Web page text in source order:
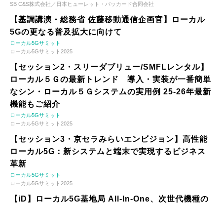
SB C&S株式会社／日本ヒューレット・パッカード合同会社
【基調講演・総務省 佐藤移動通信企画官】ローカル
5Gの更なる普及拡大に向けて
ローカル5Gサミット
ローカル5Gサミット2025
【セッション2・スリーダブリュー/SMFLレンタル】
ローカル５Ｇの最新トレンド 導入・実装が一番簡単
なシン・ローカル５Ｇシステムの実用例 25-26年最新
機能もご紹介
ローカル5Gサミット
ローカル5Gサミット2025
【セッション3・京セラみらいエンビジョン】高性能
ローカル5G：新システムと端末で実現するビジネス
革新
ローカル5Gサミット
ローカル5Gサミット2025
【iD】ローカル5G基地局 All-In-One、次世代機種の